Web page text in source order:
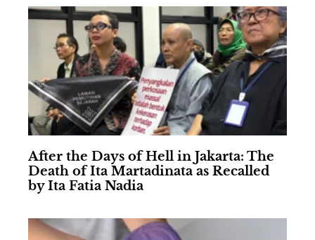
After the Days of Hell in Jakarta: The
Death of Ita Martadinata as Recalled
by Ita Fatia Nadia